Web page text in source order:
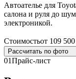
Автоателье для
салона и руля до
электроникой.
Стоимостьот 109
Рассчитать по фото
01Прайс-лист